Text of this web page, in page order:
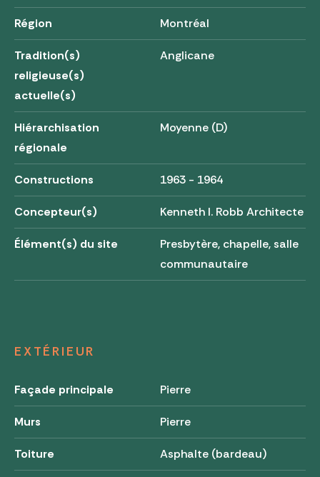
Région Montréal
Tradition(s)
religieuse(s)
actuelle(s)
Anglicane
Hiérarchisation
régionale
Moyenne (D)
Constructions 1963 - 1964
Concepteur(s) Kenneth I. Robb Architecte
Élément(s) du site
Presbytère, chapelle, salle
communautaire
EXTÉRIEUR
Façade principale Pierre
Murs Pierre
Toiture Asphalte (bardeau)